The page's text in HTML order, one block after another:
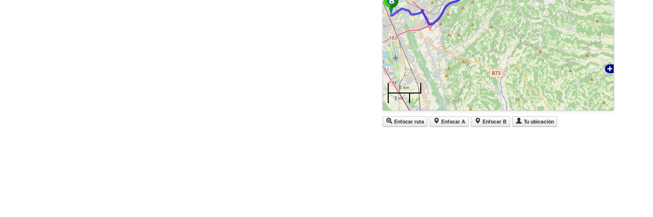
5 km
2 mi
Enfocar ruta Enfocar A Enfocar B Tu ubicación